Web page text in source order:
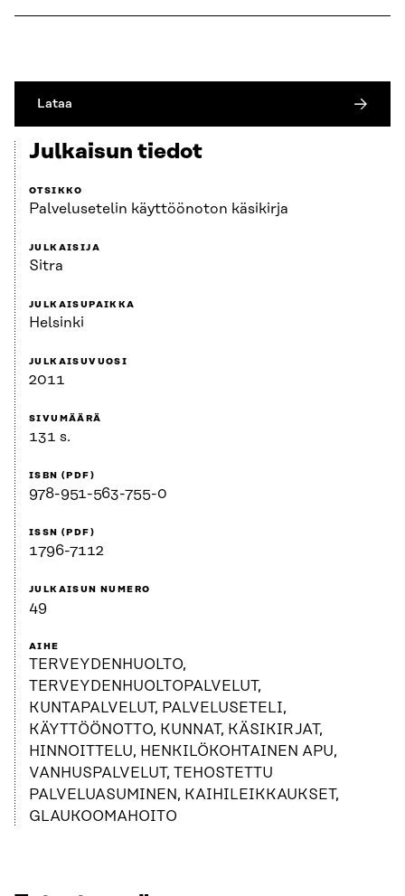
Lataa
Julkaisun tiedot
OTSIKKO
Palvelusetelin käyttöönoton käsikirja
JULKAISIJA
Sitra
JULKAISUPAIKKA
Helsinki
JULKAISUVUOSI
2011
SIVUMÄÄRÄ
131 s.
ISBN (PDF)
978-951-563-755-0
ISSN (PDF)
1796-7112
JULKAISUN NUMERO
49
AIHE
TERVEYDENHUOLTO,
TERVEYDENHUOLTOPALVELUT,
KUNTAPALVELUT, PALVELUSETELI,
KÄYTTÖÖNOTTO, KUNNAT, KÄSIKIRJAT,
HINNOITTELU, HENKILÖKOHTAINEN APU,
VANHUSPALVELUT, TEHOSTETTU
PALVELUASUMINEN, KAIHILEIKKAUKSET,
GLAUKOOMAHOITO